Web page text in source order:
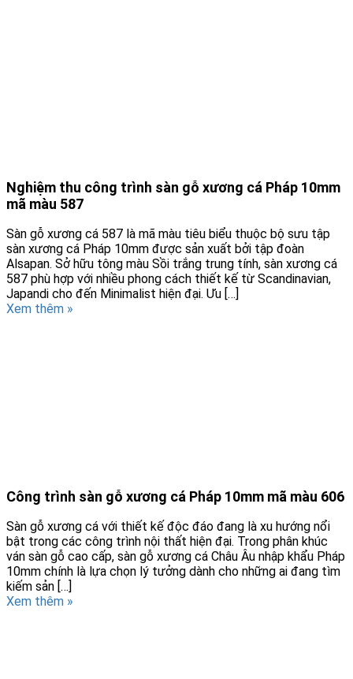
Nghiệm thu công trình sàn gỗ xương cá Pháp 10mm
mã màu 587
Sàn gỗ xương cá 587 là mã màu tiêu biểu thuộc bộ sưu tập
sàn xương cá Pháp 10mm được sản xuất bởi tập đoàn
Alsapan. Sở hữu tông màu Sồi trắng trung tính, sàn xương cá
587 phù hợp với nhiều phong cách thiết kế từ Scandinavian,
Japandi cho đến Minimalist hiện đại. Ưu […]
Xem thêm »
Công trình sàn gỗ xương cá Pháp 10mm mã màu 606
Sàn gỗ xương cá với thiết kế độc đáo đang là xu hướng nổi
bật trong các công trình nội thất hiện đại. Trong phân khúc
ván sàn gỗ cao cấp, sàn gỗ xương cá Châu Âu nhập khẩu Pháp
10mm chính là lựa chọn lý tưởng dành cho những ai đang tìm
kiếm sản […]
Xem thêm »